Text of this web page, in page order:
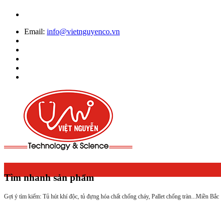
Email: info@vietnguyenco.vn
Tìm nhanh sản phẩm
Gợi ý tìm kiếm: Tủ hút khí độc, tủ đựng hóa chất chống cháy, Pallet chống tràn... Miền Bắc